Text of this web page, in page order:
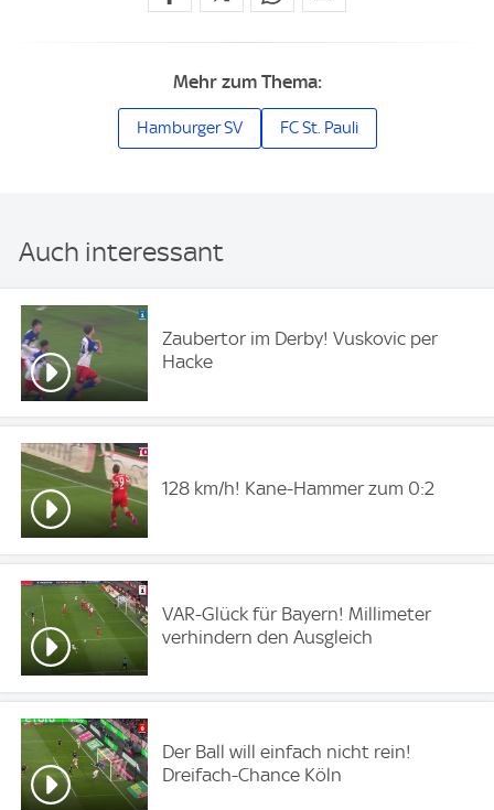
Mehr zum Thema:
Hamburger SV FC St. Pauli
Auch interessant
Zaubertor im Derby! Vuskovic per
Hacke
128 km/h! Kane-Hammer zum 0:2
VAR-Glück für Bayern! Millimeter
verhindern den Ausgleich
Der Ball will einfach nicht rein!
Dreifach-Chance Köln